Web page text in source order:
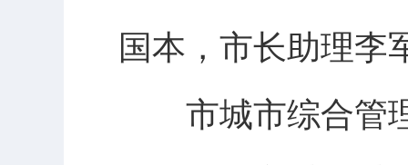
国本，市长助理李
市城市综合管理